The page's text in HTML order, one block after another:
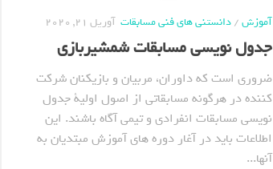
آموزش/دانستنی های فنی مسابقات آوریل 21, 2020
جدول نویسی مسابقات شمشیربازی
ضروری است که داوران، مربیان و بازیکنان شرکت
کننده در هرگونه مسابقاتی از اصول اولیة جدول
نویسی مسابقات انفرادی و تیمی آگاه باشند. این
اطلاعات باید در آغار دوره های آموزش مبتدیان به
آنها...